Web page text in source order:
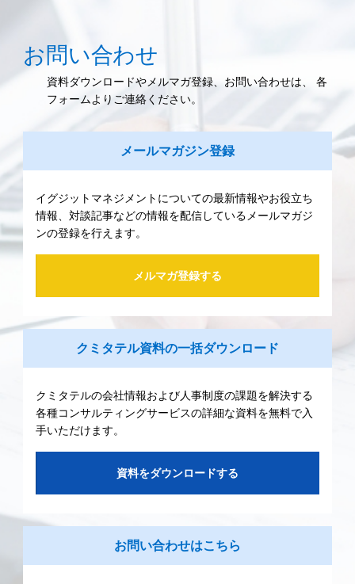
お問い合わせ
資料ダウンロードやメルマガ登録、お問い合わせは、 各
フォームよりご連絡ください。
メールマガジン登録
イグジットマネジメントについての最新情報やお役立ち
情報、対談記事などの情報を配信しているメールマガジ
ンの登録を行えます。
メルマガ登録する
クミタテル資料の一括ダウンロード
クミタテルの会社情報および人事制度の課題を解決する
各種コンサルティングサービスの詳細な資料を無料で入
手いただけます。
資料をダウンロードする
お問い合わせはこちら